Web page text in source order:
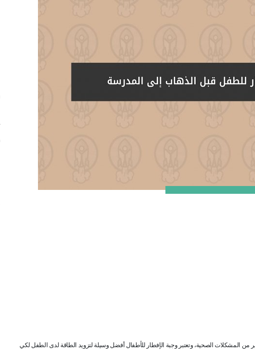
من المشكلات الصحية، وتعتبر وجبة الإفطار للأطفال أفضل وسيلة لتزويد الطاقة لدى الطفل لكي